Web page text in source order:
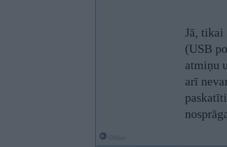
Jā, tikai
(USB
atmiņu
arī